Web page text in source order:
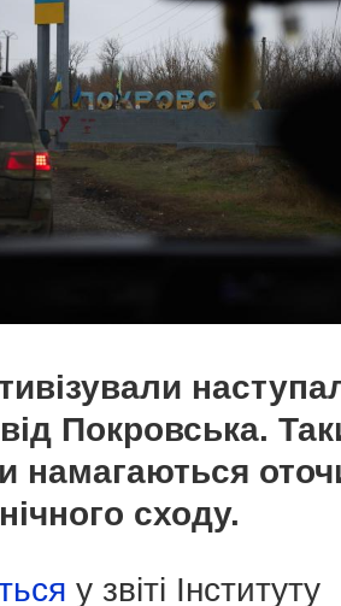
від Покровська.
намагаються
сходу.
у звіті Інституту